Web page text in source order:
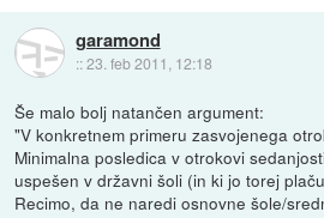
garamond
::23. feb 2011, 12:18
Še malo bolj natančen argument:
"V konkretnem primeru zasvojenega
Minimalna posledica v otrokovi
uspešen v državni šoli (in ki jo torej
Recimo, da ne naredi osnovne šole/